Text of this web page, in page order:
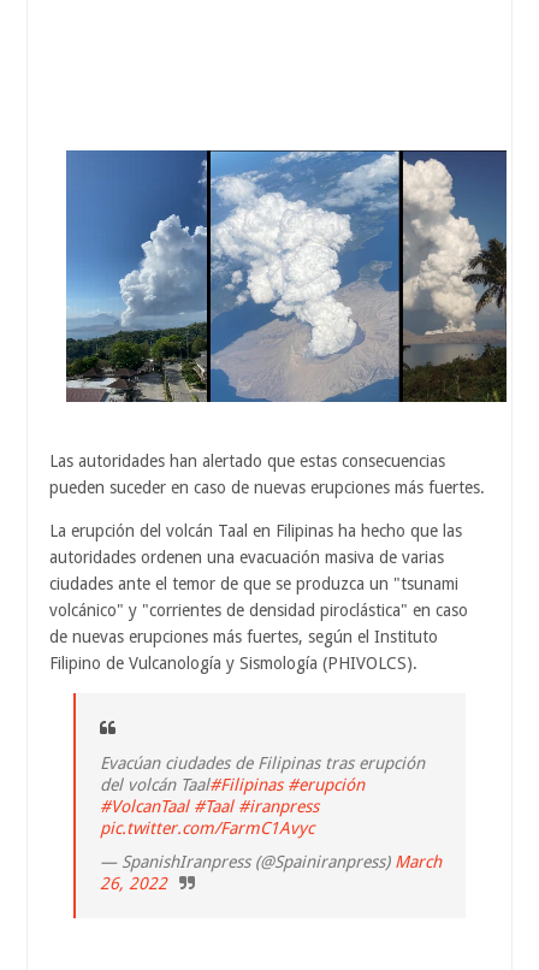
Las autoridades han alertado que estas consecuencias
pueden suceder en caso de nuevas erupciones más fuertes.
La erupción del volcán Taal en Filipinas ha hecho que las
autoridades ordenen una evacuación masiva de varias
ciudades ante el temor de que se produzca un "tsunami
volcánico" y "corrientes de densidad piroclástica" en caso
de nuevas erupciones más fuertes, según el Instituto
Filipino de Vulcanología y Sismología (PHIVOLCS).
Evacúan ciudades de Filipinas tras erupción
del volcán Taal#Filipinas #erupción
#VolcanTaal #Taal #iranpress
pic.twitter.com/FarmC1Avyc
— SpanishIranpress (@Spainiranpress) March
26, 2022